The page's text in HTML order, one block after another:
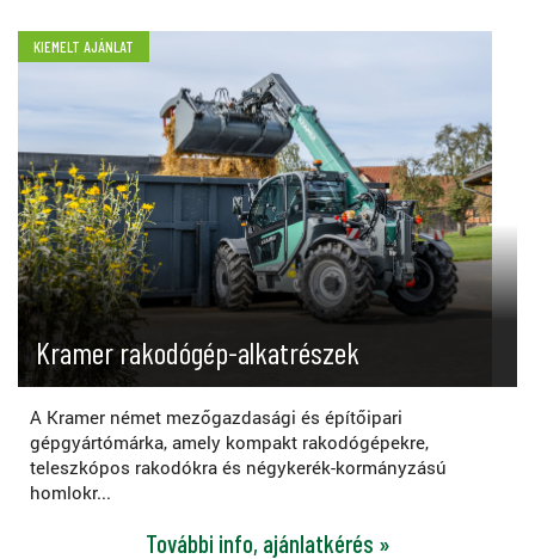
KIEMELT AJÁNLAT
Kramer rakodógép-alkatrészek
A Kramer német mezőgazdasági és építőipari
gépgyártómárka, amely kompakt rakodógépekre,
teleszkópos rakodókra és négykerék-kormányzású
homlokr...
További info, ajánlatkérés »